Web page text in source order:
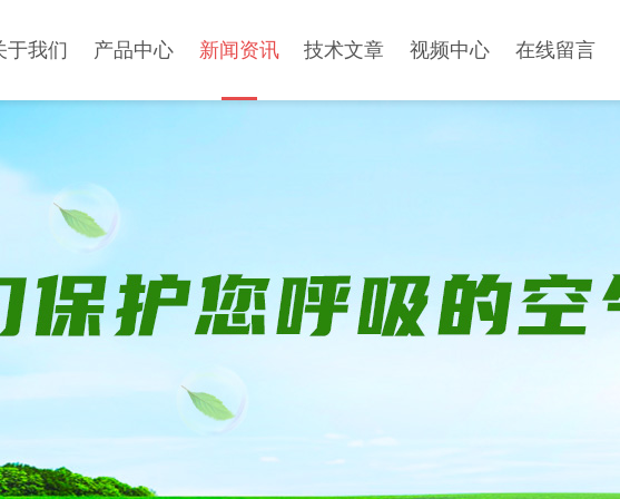
于我们 产品中心 新闻资讯 技术文章 视频中心 在线留言